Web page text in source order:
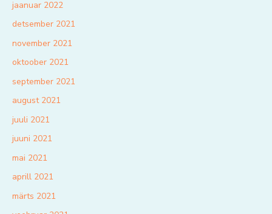
jaanuar 2022
detsember 2021
november 2021
oktoober 2021
september 2021
august 2021
juuli 2021
juuni 2021
mai 2021
aprill 2021
märts 2021